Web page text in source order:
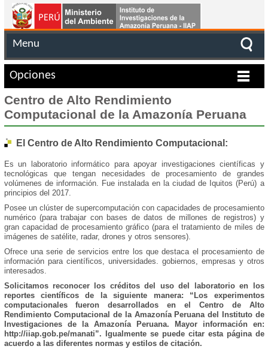
Menu
Opciones
Centro de Alto Rendimiento
Computacional de la Amazonía Peruana
El Centro de Alto Rendimiento Computacional:
Es un laboratorio informático para apoyar investigaciones científicas y
tecnológicas que tengan necesidades de procesamiento de grandes
volúmenes de información. Fue instalada en la ciudad de Iquitos (Perú) a
principios del 2017.
Posee un clúster de supercomputación con capacidades de procesamiento
numérico (para trabajar con bases de datos de millones de registros) y
gran capacidad de procesamiento gráfico (para el tratamiento de miles de
imágenes de satélite, radar, drones y otros sensores).
Ofrece una serie de servicios entre los que destaca el procesamiento de
información para científicos, universidades. gobiernos, empresas y otros
interesados.
Solicitamos reconocer los créditos del uso del laboratorio en los
reportes científicos de la siguiente manera: “Los experimentos
computacionales fueron desarrollados en el Centro de Alto
Rendimiento Computacional de la Amazonía Peruana del Instituto de
Investigaciones de la Amazonía Peruana. Mayor información en:
http://iiap.gob.pe/manati”. Igualmente se puede citar esta página de
acuerdo a las diferentes normas y estilos de citación.